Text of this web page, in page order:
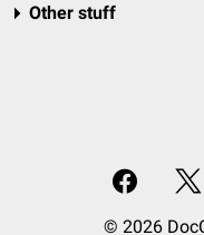
Other stuff
© 2026